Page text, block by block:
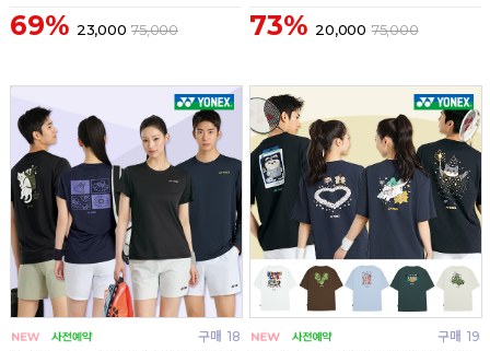
69% 23,000 75,000 73% 20,000 75,000
구매 18 구매 19